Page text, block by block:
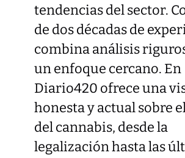
tendencias del sector.
de dos décadas de
combina análisis
un enfoque cercano. En
Diario420 ofrece una
honesta y actual sobre
del cannabis, desde la
legalización hasta las